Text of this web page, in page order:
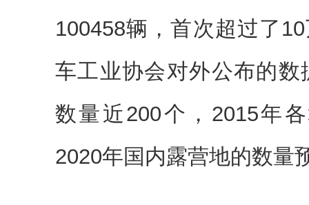
100458辆，首次超过了
车工业协会对外公布的
数量近200个，2015年
2020年国内露营地的数量